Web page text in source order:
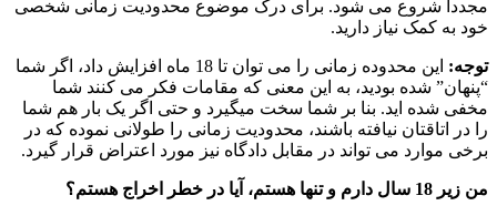
مجدداً شروع می شود. برای درک موضوع محدودیت زمانی شخصی
خود به کمک نیاز دارید.
توجه:
این محدوده زمانی را می توان تا 18 ماه افزایش داد، اگر شما
“پنهان” شده بودید، به این معنی که مقامات فکر می کنند شما
مخفی شده اید. بنا بر شما سخت میگیرد و حتی اگر یک بار هم شما
را در اتاقتان نیافته باشند، محدودیت زمانی را طولانی نموده که در
برخی موارد می تواند در مقابل دادگاه نیز مورد اعتراض قرار گیرد.
من زیر 18 سال دارم و تنها هستم، آیا در خطر اخراج هستم؟